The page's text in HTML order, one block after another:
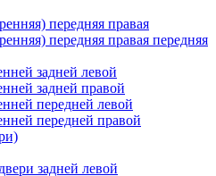
передняя правая
передняя правая передняя
задней левой
задней правой
передней левой
передней правой
задней левой